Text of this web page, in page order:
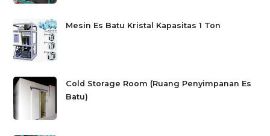
Mesin Es Batu Kristal Kapasitas 1 Ton
Cold Storage Room (Ruang Penyimpanan Es
Batu)